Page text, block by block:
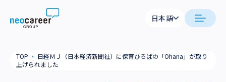
Skip to content
neocareer について
日本語
TOP ▪ 日経ＭＪ（日本経済新聞社）に保育ひろばの「Ohana」が取り
上げられました